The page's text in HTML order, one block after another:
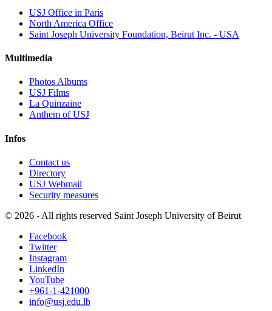
USJ Office in Paris
North America Office
Saint Joseph University Foundation, Beirut Inc. - USA
Multimedia
Photos Albums
USJ Films
La Quinzaine
Anthem of USJ
Infos
Contact us
Directory
USJ Webmail
Security measures
© 2026 - All rights reserved Saint Joseph University of Beirut
Facebook
Twitter
Instagram
LinkedIn
YouTube
+961-1-421000
info@usj.edu.lb